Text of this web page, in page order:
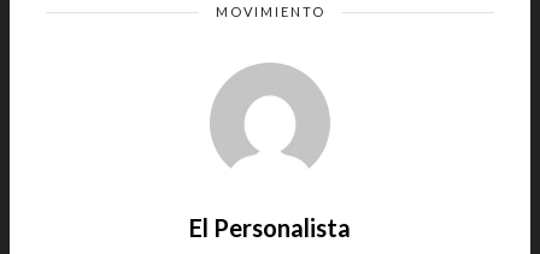
MOVIMIENTO
El Personalista